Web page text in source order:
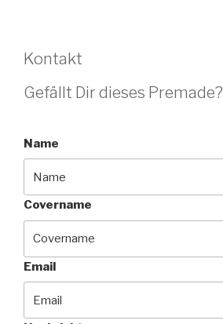
Kontakt
Gefällt Dir dieses Premade?
Name
Covername
Email